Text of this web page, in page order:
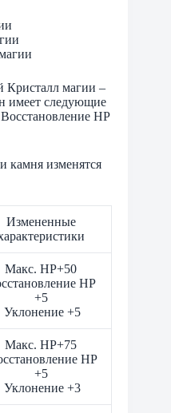
магии –
имеет следующие
HP
камня изменятся
Измененные
Макс. HP+50
HP
+5
Уклонение +5
Макс. HP+75
HP
+5
Уклонение +3